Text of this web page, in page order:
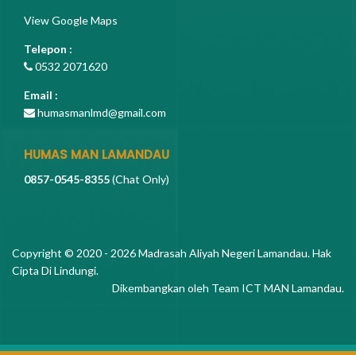
View Google Maps
Telepon :
0532 2071620
Email :
humasmanlmd@gmail.com
HUMAS MAN LAMANDAU
0857-0545-8355(Chat Only)
Copyright © 2020 - 2026Madrasah Aliyah Negeri Lamandau. Hak
Cipta Di Lindungi.
Dikembangkan oleh Team ICT MAN Lamandau.